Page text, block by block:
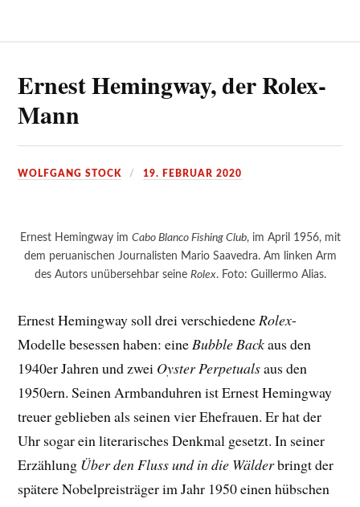
Ernest Hemingway, der Rolex-
Mann
WOLFGANG STOCK 19. FEBRUAR 2020
Ernest Hemingway im Cabo Blanco Fishing Club, im April 1956, mit
dem peruanischen Journalisten Mario Saavedra. Am linken Arm
des Autors unübersehbar seine Rolex. Foto: Guillermo Alias.
Ernest Hemingway soll drei verschiedeneRolex-
Modelle besessen haben: eineBubble Backaus den
1940er Jahren und zwei Oyster Perpetualsaus den
1950ern. Seinen Armbanduhren ist Ernest Hemingway
treuer geblieben als seinen vier Ehefrauen. Er hat der
Uhr sogar ein literarisches Denkmal gesetzt. In seiner
Erzählung Über den Fluss und in die Wälderbringt der
spätere Nobelpreisträger im Jahr 1950 einen hübschen